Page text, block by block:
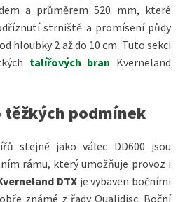
a průměrem 520 mm, které
strniště a promísení půdy
hloubky 2 až do 10 cm. Tuto sekci
talířových bran Kverneland
podmínek
stejně jako válec DD600 jsou
rámu, který umožňuje provoz i
DTXje vybaven bočními
známé z řady Qualidisc. Boční